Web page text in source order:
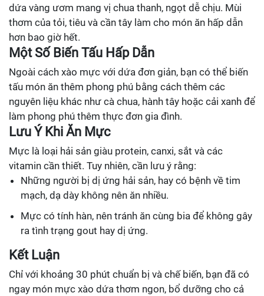
dứa vàng ươm mang vị chua thanh, ngọt dễ chịu. Mùi
thơm của tỏi, tiêu và cần tây làm cho món ăn hấp dẫn
hơn bao giờ hết.
Một Số Biến Tấu Hấp Dẫn
Ngoài cách xào mực với dứa đơn giản, bạn có thể biến
tấu món ăn thêm phong phú bằng cách thêm các
nguyên liệu khác như cà chua, hành tây hoặc cải xanh để
làm phong phú thêm thực đơn gia đình.
Lưu Ý Khi Ăn Mực
Mực là loại hải sản giàu protein, canxi, sắt và các
vitamin cần thiết. Tuy nhiên, cần lưu ý rằng:
Những người bị dị ứng hải sản, hay có bệnh về tim
mạch, dạ dày không nên ăn nhiều.
Mực có tính hàn, nên tránh ăn cùng bia để không gây
ra tình trạng gout hay dị ứng.
Kết Luận
Chỉ với khoảng 30 phút chuẩn bị và chế biến, bạn đã có
ngay món mực xào dứa thơm ngon, bổ dưỡng cho cả